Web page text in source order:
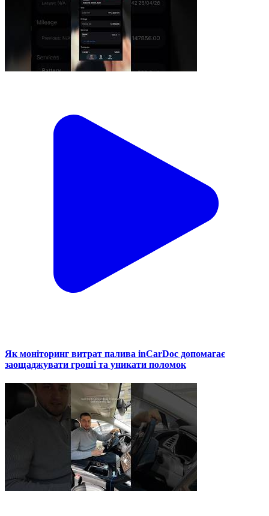
Як моніторинг витрат палива inCarDoc допомагає
заощаджувати гроші та уникати поломок